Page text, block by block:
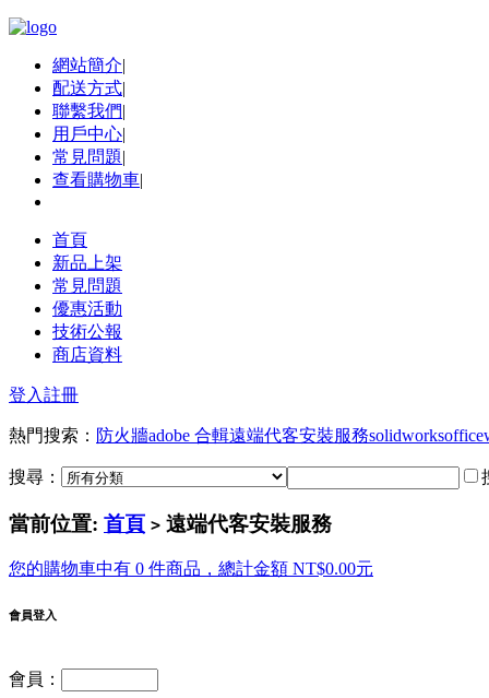
網站簡介|
配送方式|
聯繫我們|
用戶中心|
常見問題|
查看購物車|
首頁
新品上架
常見問題
優惠活動
技術公報
商店資料
登入註冊
熱門搜索： 防火牆adobe 合輯遠端代客安裝服務solidworksoffice
搜尋：
當前位置: 首頁 > 遠端代客安裝服務
您的購物車中有 0 件商品，總計金額 NT$0.00元
會員登入
會員：